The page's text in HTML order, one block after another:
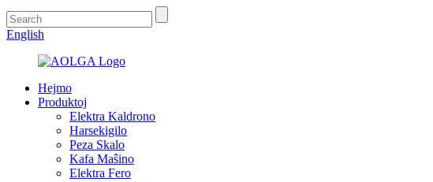
English
Hejmo
Produktoj
Elektra Kaldrono
Harsekigilo
Peza Skalo
Kafa Maŝino
Elektra Fero